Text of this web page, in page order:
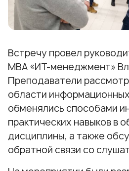
Встречу провел
МВА «ИТ-менеджмент»
Преподаватели
области
обменялись способами
практических навыков в
дисциплины, а также
обратной связи со